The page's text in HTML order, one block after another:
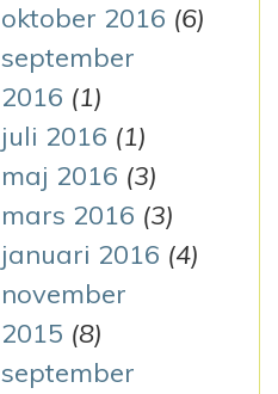
oktober 2016 (6)
september
2016 (1)
juli 2016 (1)
maj 2016 (3)
mars 2016 (3)
januari 2016 (4)
november
2015 (8)
september